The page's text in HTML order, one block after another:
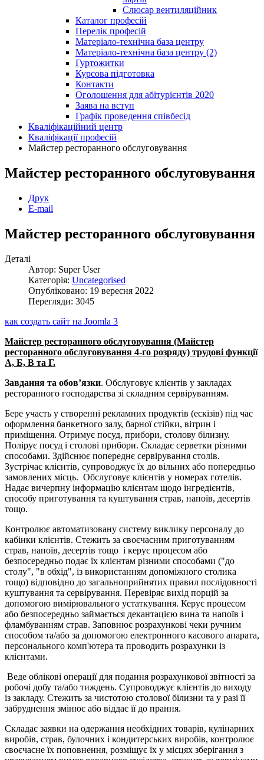
Слюсар вентиляційник
Каталог професій
Перелік професій
Матеріало-технічна база центру
Матеріало-технічна база центру (2)
Гуртожитки
Курсова підготовка
Контакти
Оголошення для абітурієнтів 2020
Заява на вступ
Графік проведення співбесід
Кваліфікаційний центр
Кваліфікації професій
Майстер ресторанного обслуговування
Майстер ресторанного обслуговування
Друк
E-mail
Майстер ресторанного обслуговування
Деталі
Автор: Super User
Категорія: Uncategorised
Опубліковано: 19 вересня 2022
Перегляди: 3045
как создать сайт на Joomla 3
Майстер ресторанного обслуговування (Майстер
ресторанного обслуговування 4-го розряду) трудові функції
А, Б, В та Г.
Завдання та обов’язки. Обслуговує клієнтів у закладах
ресторанного господарства зі складним сервіруванням.
Бере участь у створенні рекламних продуктів (ескізів) під час
оформлення банкетного залу, барної стійки, вітрин і
приміщення. Отримує посуд, прибори, столову білизну.
Полірує посуд і столові прибори. Складає серветки різними
способами. Здійснює попереднє сервірування столів.
Зустрічає клієнтів, супроводжує їх до вільних або попередньо
замовлених місць. Обслуговує клієнтів у номерах готелів.
Надає вичерпну інформацію клієнтам щодо інгредієнтів,
способу приготування та куштування страв, напоїв, десертів
тощо.
Контролює автоматизовану систему виклику персоналу до
кабінки клієнтів. Стежить за своєчасним приготуванням
страв, напоїв, десертів тощо і керує процесом або
безпосередньо подає їх клієнтам різними способами ("до
столу", "в обхід", із використанням допоміжного столика
тощо) відповідно до загальноприйнятих правил послідовності
куштування та сервірування. Перевіряє вихід порцій за
допомогою вимірювального устаткування. Керує процесом
або безпосередньо займається декантацією вина та напоїв і
фламбуванням страв. Заповнює розрахункові чеки ручним
способом та/або за допомогою електронного касового апарата,
персонального комп'ютера та проводить розрахунки із
клієнтами.
Веде облікові операції для подання розрахункової звітності за
робочі добу та/або тиждень. Супроводжує клієнтів до виходу
із закладу. Стежить за чистотою столової білизни та у разі її
забруднення змінює або віддає її до прання.
Складає заявки на одержання необхідних товарів, кулінарних
виробів, страв, булочних і кондитерських виробів, контролює
своєчасне їх поповнення, розміщує їх у місцях зберігання з